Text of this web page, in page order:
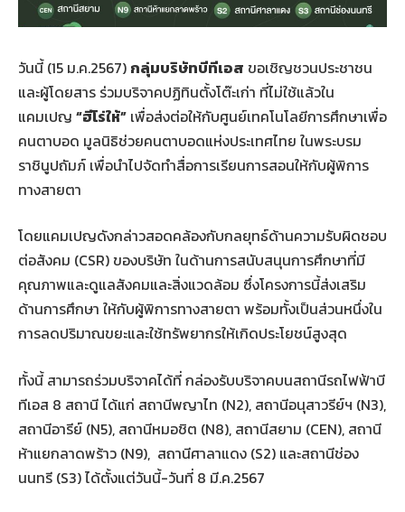
วันนี้ (15 ม.ค.2567) กลุ่มบริษัทบีทีเอส ขอเชิญชวนประชาชน
และผู้โดยสาร ร่วมบริจาคปฏิทินตั้งโต๊ะเก่า ที่ไม่ใช้แล้วใน
แคมเปญ “ฮีโร่ให้” เพื่อส่งต่อให้กับศูนย์เทคโนโลยีการศึกษาเพื่อ
คนตาบอด มูลนิธิช่วยคนตาบอดแห่งประเทศไทย ในพระบรม
ราชินูปถัมภ์ เพื่อนำไปจัดทำสื่อการเรียนการสอนให้กับผู้พิการ
ทางสายตา
โดยแคมเปญดังกล่าวสอดคล้องกับกลยุทธ์ด้านความรับผิดชอบ
ต่อสังคม (CSR) ของบริษัท ในด้านการสนับสนุนการศึกษาที่มี
คุณภาพและดูแลสังคมและสิ่งแวดล้อม ซึ่งโครงการนี้ส่งเสริม
ด้านการศึกษา ให้กับผู้พิการทางสายตา พร้อมทั้งเป็นส่วนหนึ่งใน
การลดปริมาณขยะและใช้ทรัพยากรให้เกิดประโยชน์สูงสุด
ทั้งนี้ สามารถร่วมบริจาคได้ที่ กล่องรับบริจาคบนสถานีรถไฟฟ้าบี
ทีเอส 8 สถานี ได้แก่ สถานีพญาไท (N2), สถานีอนุสาวรีย์ฯ (N3),
สถานีอารีย์ (N5), สถานีหมอชิต (N8), สถานีสยาม (CEN), สถานี
ห้าแยกลาดพร้าว (N9), สถานีศาลาแดง (S2) และสถานีช่อง
นนทรี (S3) ได้ตั้งแต่วันนี้-วันที่ 8 มี.ค.2567